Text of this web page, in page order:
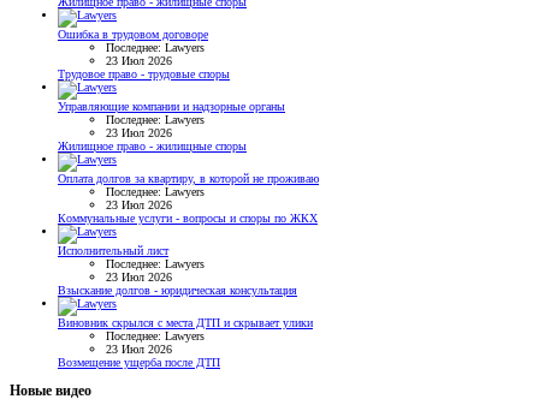
Ошибка в трудовом договоре
Последнее: Lawyers
23 Июл 2026
Трудовое право - трудовые споры
Управляющие компании и надзорные органы
Последнее: Lawyers
23 Июл 2026
Жилищное право - жилищные споры
Оплата долгов за квартиру, в которой не проживаю
Последнее: Lawyers
23 Июл 2026
Коммунальные услуги - вопросы и споры по ЖКХ
Исполнительный лист
Последнее: Lawyers
23 Июл 2026
Взыскание долгов - юридическая консультация
Виновник скрылся с места ДТП и скрывает улики
Последнее: Lawyers
23 Июл 2026
Возмещение ущерба после ДТП
Новые видео